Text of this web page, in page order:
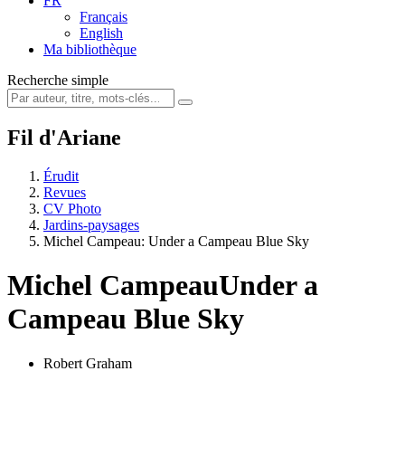
Français
English
Ma bibliothèque
Recherche simple
Fil d'Ariane
Érudit
Revues
CV Photo
Jardins-paysages
Michel Campeau: Under a Campeau Blue Sky
Michel CampeauUnder a
Campeau Blue Sky
Robert Graham